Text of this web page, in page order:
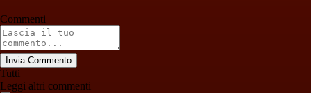
Commenti
Invia Commento
Tutti
Leggi altri commenti